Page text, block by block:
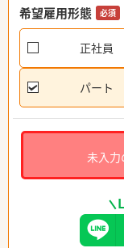
希望雇用形態 必須
正社員
パート
未入